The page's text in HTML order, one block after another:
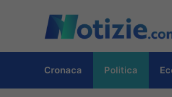
contenuto
Cronaca Politica